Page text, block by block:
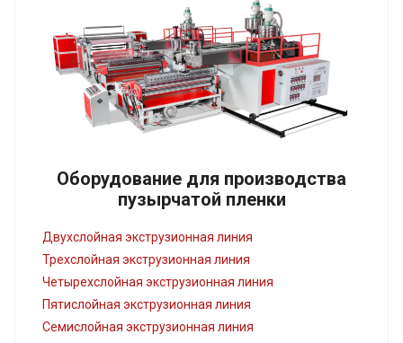
Оборудование для производства
пузырчатой пленки
Двухслойная экструзионная линия
Трехслойная экструзионная линия
Четырехслойная экструзионная линия
Пятислойная экструзионная линия
Семислойная экструзионная линия